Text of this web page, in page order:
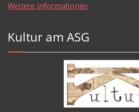
Weitere Informationen
Kultur am ASG